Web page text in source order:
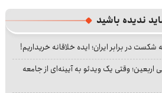
ندیده باشید
شکست در برابر ایران؛ ایده خلاقانه خریداریم!
اربعین؛ وقتی یک ویدئو به آیینه‌ای از جامعه